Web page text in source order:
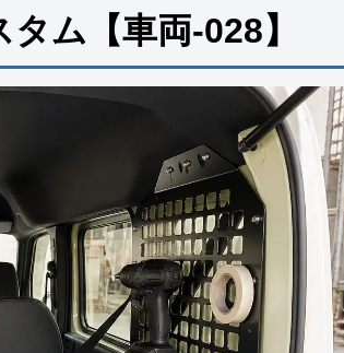
ム【車両-028】